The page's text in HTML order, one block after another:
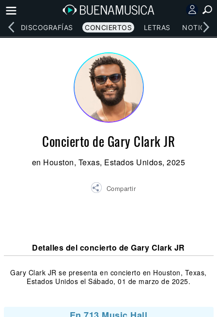
DISCOGRAFÍAS CONCIERTOS LETRAS NOTICIAS
Concierto de Gary Clark JR
en Houston, Texas, Estados Unidos, 2025
Compartir
Detalles del concierto de Gary Clark JR
Gary Clark JR se presenta en concierto en Houston, Texas,
Estados Unidos el Sábado, 01 de marzo de 2025.